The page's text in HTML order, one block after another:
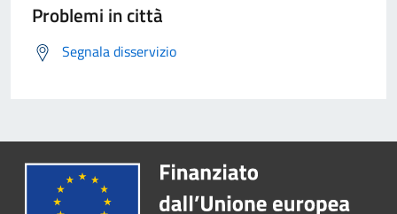
Problemi in città
Segnala disservizio